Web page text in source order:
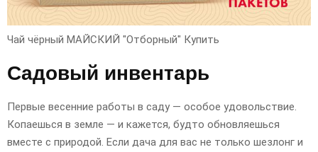
Чай чёрный МАЙСКИЙ "Отборный" Купить
Садовый инвентарь
Первые весенние работы в саду — особое удовольствие.
Копаешься в земле — и кажется, будто обновляешься
вместе с природой. Если дача для вас не только шезлонг и